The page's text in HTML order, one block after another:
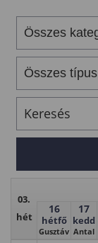
03.
hét
16
hétfő
Gusztáv
17
kedd
Antal